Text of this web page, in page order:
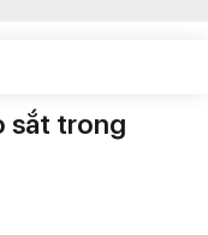
sắt trong